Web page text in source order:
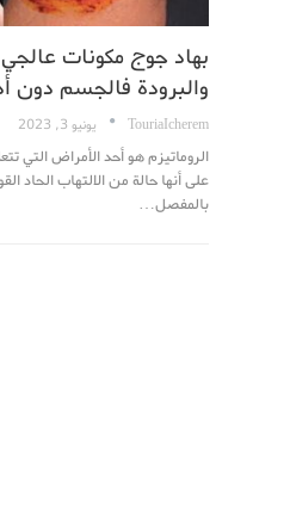
بهاد جوج مكونات
والبرودة فالجسم دون
TouriaIcherem يونيو 3, 2023
الروماتيزم هو أحد الأمراض
على أنها حالة من الالتهاب الحاد
بالمفصل…